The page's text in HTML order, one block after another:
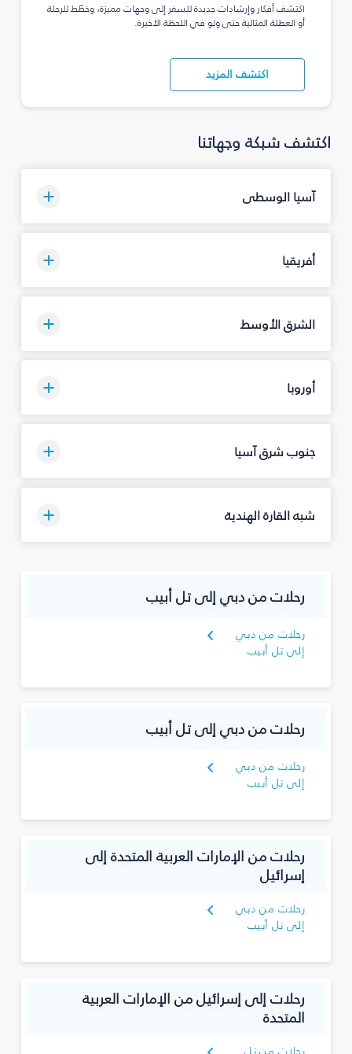
اكتشف أفكار وإرشادات جديدة للسفر إلى وجهات مميزة، وخطّط للرحلة
أو العطلة المثالية حتى ولو في اللحظة الأخيرة.
اكتشف المزيد
اكتشف شبكة وجهاتنا
آسيا الوسطى
أفريقيا
الشرق الأوسط
أوروبا
جنوب شرق آسيا
شبه القارة الهندية
رحلات من دبي إلى تل أبيب
رحلات من دبي
إلى تل أبيب
رحلات من دبي إلى تل أبيب
رحلات من دبي
إلى تل أبيب
رحلات من الإمارات العربية المتحدة إلى
إسرائيل
رحلات من دبي
إلى تل أبيب
رحلات إلى إسرائيل من الإمارات العربية
المتحدة